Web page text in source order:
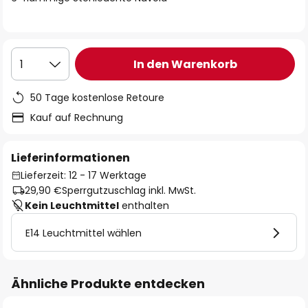
1 In den Warenkorb
50 Tage kostenlose Retoure
Kauf auf Rechnung
Lieferinformationen
Lieferzeit: 12 - 17 Werktage
29,90 €Sperrgutzuschlag inkl. MwSt.
Kein Leuchtmittel enthalten
E14 Leuchtmittel wählen
Ähnliche Produkte entdecken